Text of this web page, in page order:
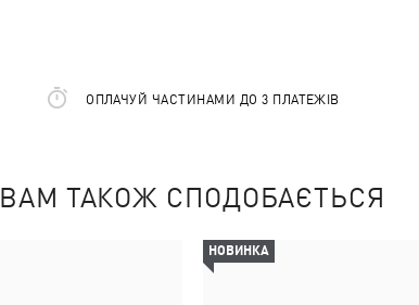
ОПЛАЧУЙ ЧАСТИНАМИ ДО 3 ПЛАТЕЖІВ
ВАМ ТАКОЖ СПОДОБАЄТЬСЯ
НОВИНКА